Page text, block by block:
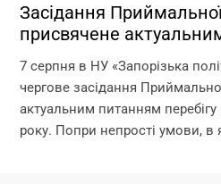
Засідання Приймальної
присвячене
перебігу вступної
7 серпня в НУ «Запорізька
чергове засідання
актуальним питанням перебігу
року. Попри непрості умови, в